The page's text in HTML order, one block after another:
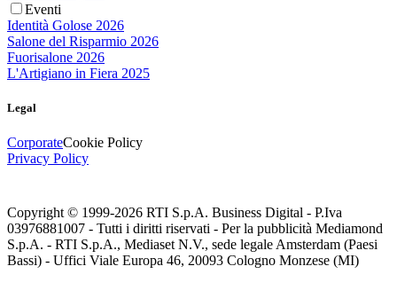
Eventi
Identità Golose 2026
Salone del Risparmio 2026
Fuorisalone 2026
L'Artigiano in Fiera 2025
Legal
CorporateCookie Policy
Privacy Policy
Copyright © 1999-2026 RTI S.p.A. Business Digital - P.Iva
03976881007 - Tutti i diritti riservati - Per la pubblicità Mediamond
S.p.A. - RTI S.p.A., Mediaset N.V., sede legale Amsterdam (Paesi
Bassi) - Uffici Viale Europa 46, 20093 Cologno Monzese (MI)